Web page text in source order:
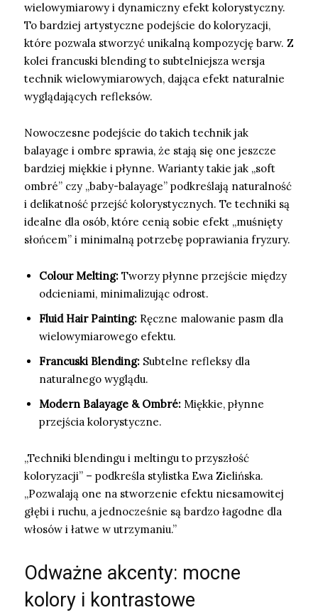
wielowymiarowy i dynamiczny efekt kolorystyczny.
To bardziej artystyczne podejście do koloryzacji,
które pozwala stworzyć unikalną kompozycję barw. Z
kolei francuski blending to subtelniejsza wersja
technik wielowymiarowych, dająca efekt naturalnie
wyglądających refleksów.
Nowoczesne podejście do takich technik jak
balayage i ombre sprawia, że stają się one jeszcze
bardziej miękkie i płynne. Warianty takie jak „soft
ombré” czy „baby-balayage” podkreślają naturalność
i delikatność przejść kolorystycznych. Te techniki są
idealne dla osób, które cenią sobie efekt „muśnięty
słońcem” i minimalną potrzebę poprawiania fryzury.
Colour Melting: Tworzy płynne przejście między
odcieniami, minimalizując odrost.
Fluid Hair Painting: Ręczne malowanie pasm dla
wielowymiarowego efektu.
Francuski Blending: Subtelne refleksy dla
naturalnego wyglądu.
Modern Balayage & Ombré: Miękkie, płynne
przejścia kolorystyczne.
„Techniki blendingu i meltingu to przyszłość
koloryzacji” – podkreśla stylistka Ewa Zielińska.
„Pozwalają one na stworzenie efektu niesamowitej
głębi i ruchu, a jednocześnie są bardzo łagodne dla
włosów i łatwe w utrzymaniu.”
Odważne akcenty: mocne
kolory i kontrastowe